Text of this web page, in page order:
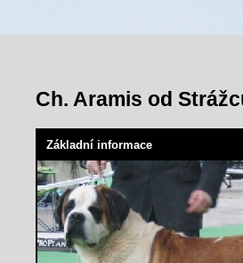
Ch. Aramis od
Základní informace